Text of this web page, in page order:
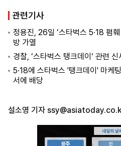
관련기사
정용진, 26일 ‘스타벅스 5·18 폄
방 가열
경찰, ‘스타벅스 탱크데이‘ 관련
5·18에 스타벅스 '탱크데이' 마케
서에 배당
설소영 기자